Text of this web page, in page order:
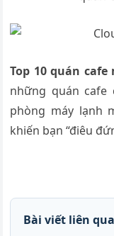
Top 10 quán
những quán cafe
phòng máy lạnh
khiến bạn “điêu
Bài viết liên